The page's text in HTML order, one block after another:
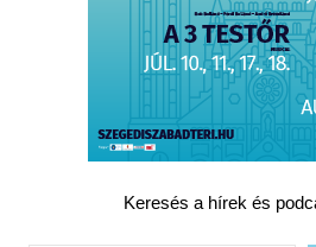
Keresés a hírek és
Keresés